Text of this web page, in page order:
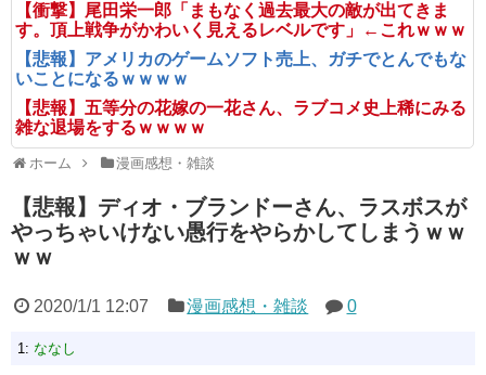
【衝撃】尾田栄一郎「まもなく過去最大の敵が出てきま
す。頂上戦争がかわいく見えるレベルです」←これｗｗｗ
【悲報】アメリカのゲームソフト売上、ガチでとんでもな
いことになるｗｗｗｗ
【悲報】五等分の花嫁の一花さん、ラブコメ史上稀にみる
雑な退場をするｗｗｗｗ
ホーム 漫画感想・雑談
【悲報】ディオ・ブランドーさん、ラスボスが
やっちゃいけない愚行をやらかしてしまうｗｗ
ｗｗ
2020/1/1 12:07 漫画感想・雑談 0
1: ななし